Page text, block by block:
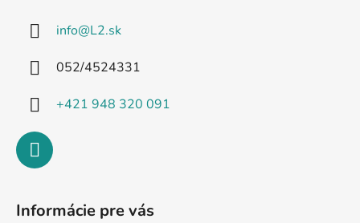
info@L2.sk
052/4524331
+421 948 320 091
Informácie pre vás